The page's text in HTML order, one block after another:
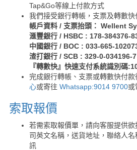
Tap&Go等線上付款方式
我們接受銀行轉帳，支票及轉數快
帳戶資料 / 支票抬頭： Wellent
滙豐銀行 / HSBC : 178-384376-
中國銀行 / BOC : 033-665-
渣打銀行 / SCB : 329-0-034196-7
『轉數快』快速支付系統識別碼
完成銀行轉帳、支票或轉數快付
心或寄往 Whatsapp:9014 9700或
索取報價
若需索取報價單，請向客服提供
司英文名稱，送貨地址，聯絡人
訊